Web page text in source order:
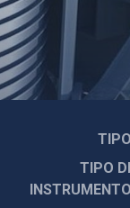
TIPO
TIPO
INSTRUMENTO